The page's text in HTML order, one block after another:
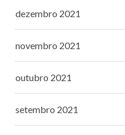
dezembro 2021
novembro 2021
outubro 2021
setembro 2021